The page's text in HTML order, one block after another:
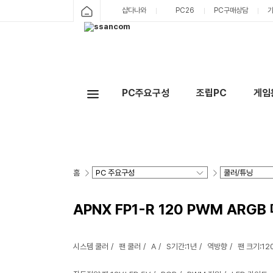
샵다나와 PC26 PC구매상담
PC주요구성 조립PC 게
홈
APNX FP1-R 120 PWM ARGB
시스템 쿨러 팬 쿨러 A S기간:1년 역방향 팬 크기